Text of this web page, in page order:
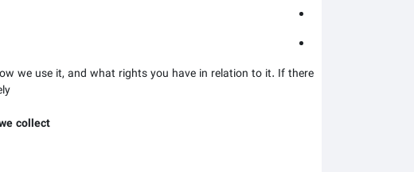
we use it, and what rights you have in relation to it. If there
collect.